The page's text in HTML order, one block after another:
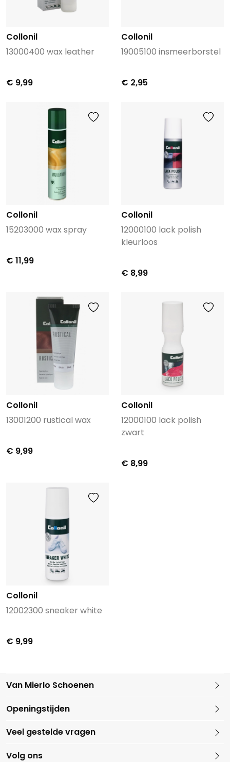
Collonil
13000400 wax leather
€ 9,99
Collonil
19005100 insmeerborstel
€ 2,95
Collonil
15203000 wax spray
€ 11,99
Collonil
12000100 lack polish
kleurloos
€ 8,99
Collonil
13001200 rustical wax
€ 9,99
Collonil
12000100 lack polish
zwart
€ 8,99
Collonil
12002300 sneaker white
€ 9,99
Van Mierlo Schoenen
Openingstijden
Veel gestelde vragen
Volg ons